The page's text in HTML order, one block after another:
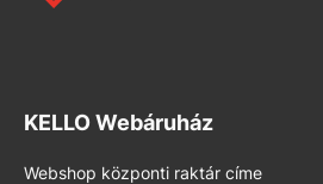
KELLO Webáruház
Webshop központi raktár címe